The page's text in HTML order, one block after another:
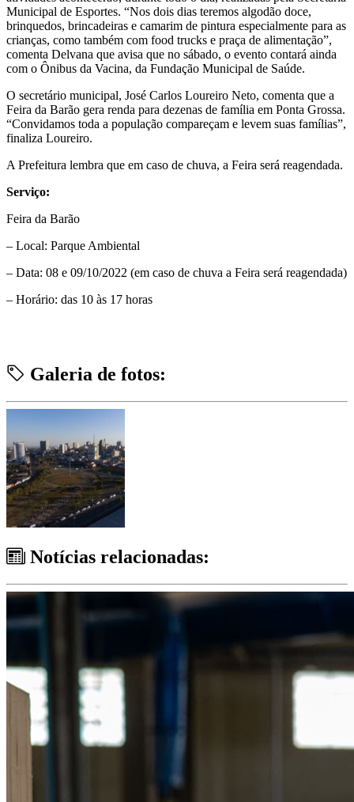
Municipal de Esportes. “Nos dois dias teremos algodão doce,
brinquedos, brincadeiras e camarim de pintura especialmente para as
crianças, como também com food trucks e praça de alimentação”,
comenta Delvana que avisa que no sábado, o evento contará ainda
com o Ônibus da Vacina, da Fundação Municipal de Saúde.
O secretário municipal, José Carlos Loureiro Neto, comenta que a
Feira da Barão gera renda para dezenas de família em Ponta Grossa.
“Convidamos toda a população compareçam e levem suas famílias”,
finaliza Loureiro.
A Prefeitura lembra que em caso de chuva, a Feira será reagendada.
Serviço:
Feira da Barão
– Local: Parque Ambiental
– Data: 08 e 09/10/2022 (em caso de chuva a Feira será reagendada)
– Horário: das 10 às 17 horas
Galeria de fotos:
Notícias relacionadas: